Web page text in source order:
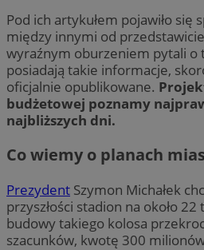
Pod ich artykułem pojawiło się
między innymi od
wyraźnym oburzeniem pytali o
posiadają takie informacje,
oficjalnie opublikowane.
budżetowej poznamy
najbliższych dni.
Co wiemy o planach
Prezydent Szymon Michałek
przyszłości stadion na około
budowy takiego kolosa
szacunków, kwotę 300